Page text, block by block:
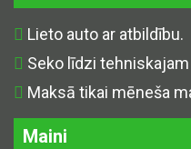
Lieto auto ar atbildību.
Seko līdzi
Maksā tikai mēneša
Maini